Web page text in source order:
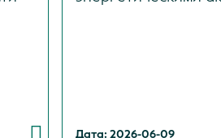
Дата: 2026-06-09